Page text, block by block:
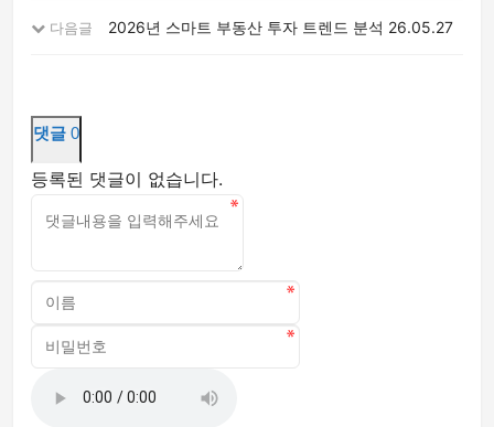
다음글 2026년 스마트 부동산 투자 트렌드 분석 26.05.27
댓글 0
등록된 댓글이 없습니다.